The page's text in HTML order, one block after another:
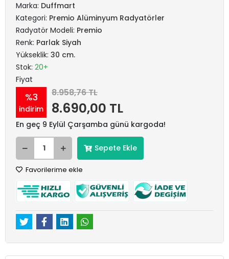
Marka: Duffmart
Kategori: Premio Alüminyum Radyatörler
Radyatör Modeli: Premio
Renk: Parlak Siyah
Yükseklik: 30 cm.
Stok: 20+
Fiyat
%3
indirim
8.958,76 TL
8.690,00 TL
En geç 9 Eylül Çarşamba günü kargoda!
Sepete Ekle
Favorilerime ekle